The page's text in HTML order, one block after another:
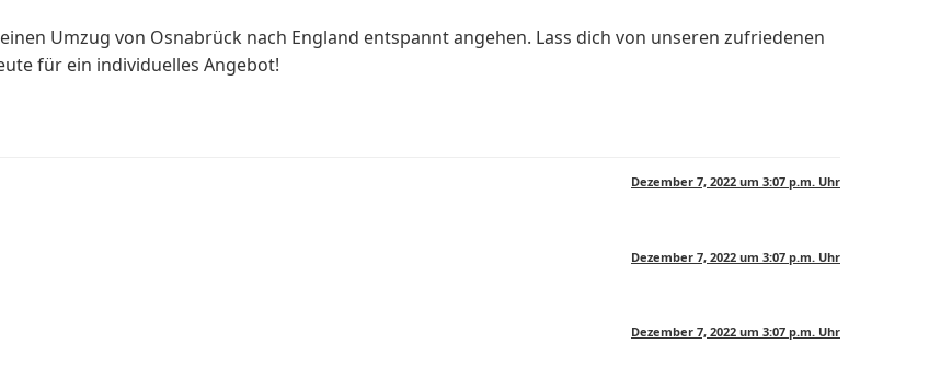
Umzug von Osnabrück nach England entspannt angehen. Lass dich von unseren zufriedenen
für ein individuelles Angebot!
Dezember 7, 2022 um 3:07 p.m. Uhr
Dezember 7, 2022 um 3:07 p.m. Uhr
Dezember 7, 2022 um 3:07 p.m. Uhr